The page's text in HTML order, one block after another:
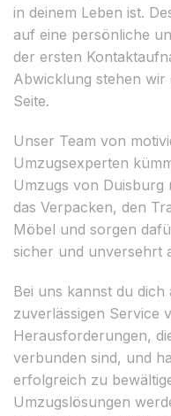
in deinem Leben ist.
auf eine persönliche
der ersten
Abwicklung stehen wir
Seite.
Unser Team von
Umzugsexperten
Umzugs von Duisburg
das Verpacken, den
Möbel und sorgen
sicher und unversehrt
Bei uns kannst du
zuverlässigen Service
Herausforderungen,
verbunden sind, und
erfolgreich zu
Umzugslösungen